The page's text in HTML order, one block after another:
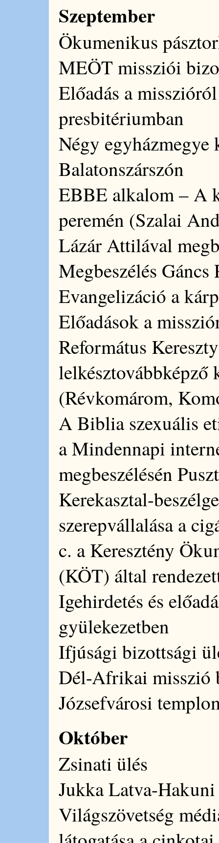
Szeptember
Ökumenikus
MEÖT missziói
Előadás a
presbitériumban
Négy egyházmegye
Balatonszárszón
EBBE alkalom – A
peremén (Szalai
Lázár Attilával
Megbeszélés Gáncs
Evangelizáció a
Előadások a
Református
lelkésztovábbképző
(Révkomárom,
A Biblia szexuális
a Mindennapi
megbeszélésén
Kerekasztal-
szerepvállalása a
c. a Keresztény
(KÖT) által
Igehirdetés és
gyülekezetben
Ifjúsági bizottsági
Dél-Afrikai misszió
Józsefvárosi
Október
Zsinati ülés
Jukka Latva-
Világszövetség